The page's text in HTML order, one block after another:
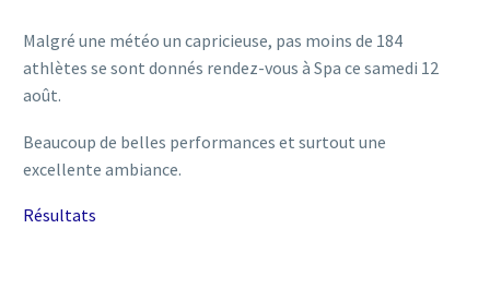
Malgré une météo un capricieuse, pas moins de 184
athlètes se sont donnés rendez-vous à Spa ce samedi 12
août.
Beaucoup de belles performances et surtout une
excellente ambiance.
Résultats